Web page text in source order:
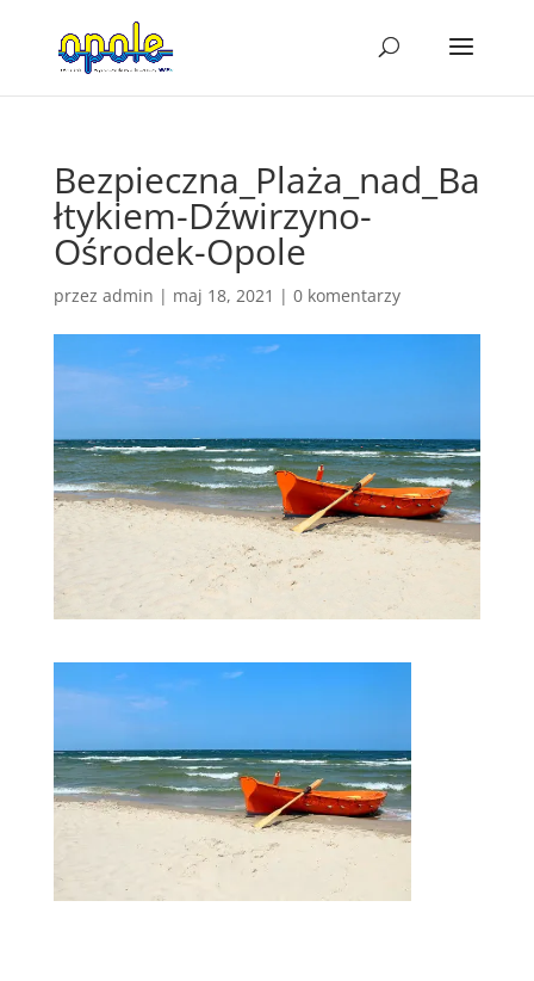
Bezpieczna_Plaża_nad_Ba
łtykiem-Dźwirzyno-
Ośrodek-Opole
przez admin | maj 18, 2021 | 0 komentarzy